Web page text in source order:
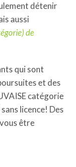
détenir
aussi
de
qui sont
et des
catégorie
licence! Des
être